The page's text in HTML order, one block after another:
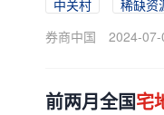
中关村 稀缺资
券商中国
2024-
前两月全国宅